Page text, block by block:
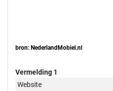
bron: NederlandMobiel.nl
Vermelding 1
Website